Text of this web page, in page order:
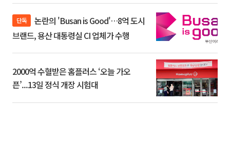
단독
브랜드, 용산 대통령실 CI 업체가 수행
2000억 수혈받은 홈플러스 ‘오늘 가오
픈’...13일 정식 개장 시험대